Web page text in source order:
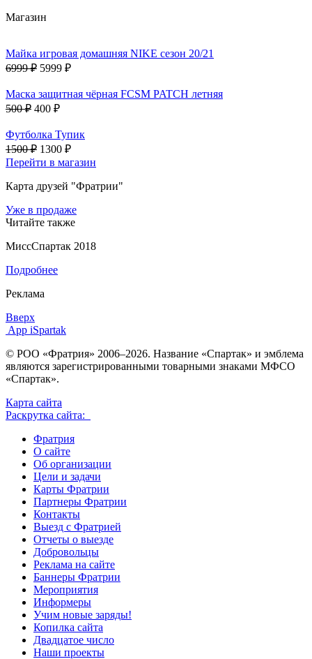
Магазин
Майка игровая домашняя NIKE сезон 20/21
6999 ₽ 5999 ₽
Маска защитная чёрная FCSM PATCH летняя
500 ₽ 400 ₽
Футболка Тупик
1500 ₽ 1300 ₽
Перейти в магазин
Карта друзей "Фратрии"
Уже в продаже
Читайте также
МиссСпартак 2018
Подробнее
Реклама
Вверх
App iSpartak
© РОО «Фратрия» 2006–2026. Название «Спартак» и эмблема
являются зарегистрированными товарными знаками МФСО
«Спартак».
Карта сайта
Раскрутка сайта:
Фратрия
О сайте
Об организации
Цели и задачи
Карты Фратрии
Партнеры Фратрии
Контакты
Выезд с Фратрией
Отчеты о выезде
Добровольцы
Реклама на сайте
Баннеры Фратрии
Мероприятия
Информеры
Учим новые заряды!
Копилка сайта
Двадцатое число
Наши проекты